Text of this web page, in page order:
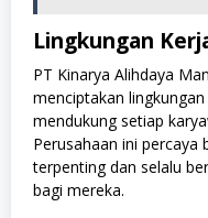
Lingkungan
PT Kinarya Alihdaya
menciptakan
mendukung setiap
Perusahaan ini percaya
terpenting dan selalu
bagi mereka.